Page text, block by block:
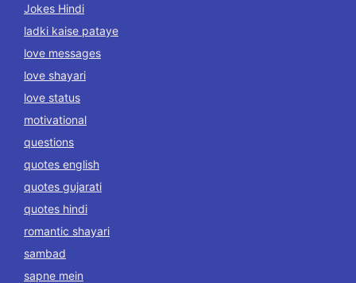
Jokes Hindi
ladki kaise pataye
love messages
love shayari
love status
motivational
questions
quotes english
quotes gujarati
quotes hindi
romantic shayari
sambad
sapne mein